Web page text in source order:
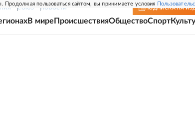
пользоваться сайтом, вы принимаете условия
СОЮЗ НОВОСТИ ПОДПИСКА НА
В мире ПроисшествияОбществоСпорт